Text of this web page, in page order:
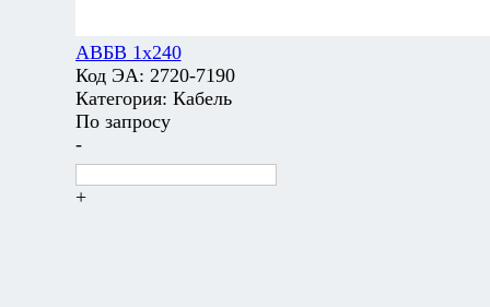
АВБВ 1х240
Код ЭА: 2720-7190
Категория: Кабель
По запросу
-
+